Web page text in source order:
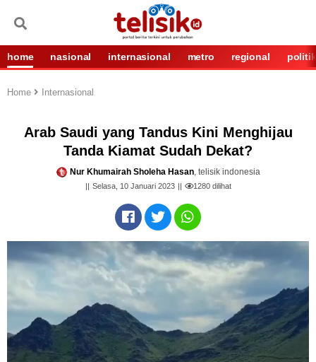
home nasional internasional metro regional politik
Home Internasional
Arab Saudi yang Tandus Kini Menghijau
Tanda Kiamat Sudah Dekat?
Nur Khumairah Sholeha Hasan, telisik indonesia
Selasa, 10 Januari 2023 1280dilihat